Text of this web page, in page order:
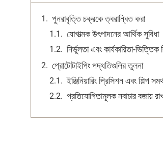
পুনরাবৃত্তি চক্রকে ত্বরান্বিত করা
যোগাত্মক উৎপাদনের আর্থিক সুবিধা
নির্ভুলতা এবং কার্যকারিতা-
প্রোটোটাইপিং পদ্ধতিগুলির তুলনা
ইঞ্জিনিয়ারিং প্রিসিশন এবং শিল্প
প্রতিযোগিতামূলক নবাচার বজায়